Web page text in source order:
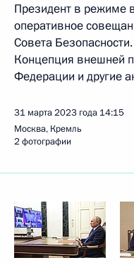
Президент в режиме
оперативное
Совета
Концепция внешней
Федерации и другие
31 марта 2023 года 14:15
Москва, Кремль
2 фотографии